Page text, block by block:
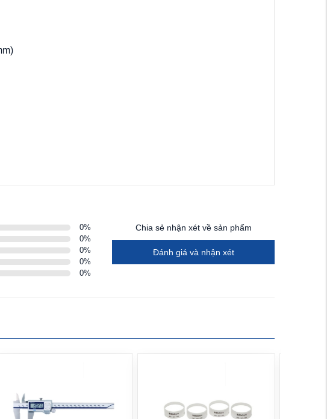
0%
0%
0%
0%
0%
Chia sẻ nhận xét về sản phẩm
Đánh giá và nhận xét